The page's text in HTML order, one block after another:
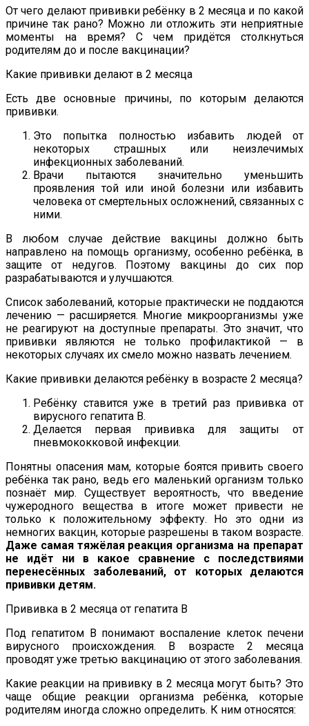
От чего делают прививки ребёнку в 2 месяца и по какой
причине так рано? Можно ли отложить эти неприятные
моменты на время? С чем придётся столкнуться
родителям до и после вакцинации?
Какие прививки делают в 2 месяца
Есть две основные причины, по которым делаются
прививки.
Это попытка полностью избавить людей от
некоторых страшных или неизлечимых
инфекционных заболеваний.
Врачи пытаются значительно уменьшить
проявления той или иной болезни или избавить
человека от смертельных осложнений, связанных с
ними.
В любом случае действие вакцины должно быть
направлено на помощь организму, особенно ребёнка, в
защите от недугов. Поэтому вакцины до сих пор
разрабатываются и улучшаются.
Список заболеваний, которые практически не поддаются
лечению — расширяется. Многие микроорганизмы уже
не реагируют на доступные препараты. Это значит, что
прививки являются не только профилактикой — в
некоторых случаях их смело можно назвать лечением.
Какие прививки делаются ребёнку в возрасте 2 месяца?
Ребёнку ставится уже в третий раз прививка от
вирусного гепатита B.
Делается первая прививка для защиты от
пневмококковой инфекции.
Понятны опасения мам, которые боятся привить своего
ребёнка так рано, ведь его маленький организм только
познаёт мир. Существует вероятность, что введение
чужеродного вещества в итоге может привести не
только к положительному эффекту. Но это одни из
немногих вакцин, которые разрешены в таком возрасте.
Даже самая тяжёлая реакция организма на препарат
не идёт ни в какое сравнение с последствиями
перенесённых заболеваний, от которых делаются
прививки детям.
Прививка в 2 месяца от гепатита B
Под гепатитом B понимают воспаление клеток печени
вирусного происхождения. В возрасте 2 месяца
проводят уже третью вакцинацию от этого заболевания.
Какие реакции на прививку в 2 месяца могут быть? Это
чаще общие реакции организма ребёнка, которые
родителям иногда сложно определить. К ним относятся: